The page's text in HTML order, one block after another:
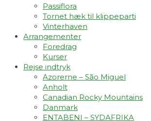
Passiflora
Tornet hæk til klippeparti
Vinterhaven
Arrangementer
Foredrag
Kurser
Rejse indtryk
Azorerne – São Miguel
Anholt
Canadian Rocky Mountains
Danmark
ENTABENI – SYDAFRIKA